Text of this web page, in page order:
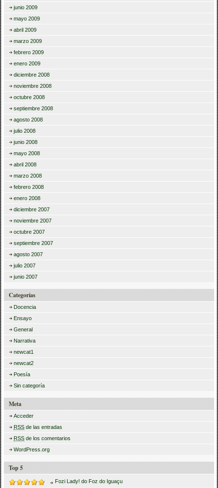
junio 2009
mayo 2009
abril 2009
marzo 2009
febrero 2009
enero 2009
diciembre 2008
noviembre 2008
octubre 2008
septiembre 2008
agosto 2008
julio 2008
junio 2008
mayo 2008
abril 2008
marzo 2008
febrero 2008
enero 2008
diciembre 2007
noviembre 2007
octubre 2007
septiembre 2007
agosto 2007
julio 2007
junio 2007
Categorías
Docencia
Ensayo
General
Narrativa
newcat1
newcat2
Poesía
Sin categoría
Meta
Acceder
RSS de las entradas
RSS de los comentarios
WordPress.org
Top 5
Fozi Lady! do Foz do Iguaçu